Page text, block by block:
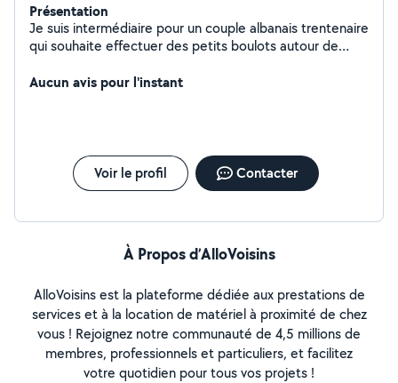
Présentation
Je suis intermédiaire pour un couple albanais trentenaire
qui souhaite effectuer des petits boulots autour de
complémentaire. Bien que ne maitrisant pas encore très
missions !
Aucun avis pour l'instant
Voir le profil Contacter
À Propos d’AlloVoisins
AlloVoisins est la plateforme dédiée aux prestations de
services et à la location de matériel à proximité de chez
vous ! Rejoignez notre communauté de 4,5 millions de
membres, professionnels et particuliers, et facilitez
votre quotidien pour tous vos projets !